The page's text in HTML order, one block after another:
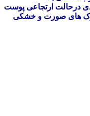
درحالت ارتجاعی پوست
های صورت و خشکی